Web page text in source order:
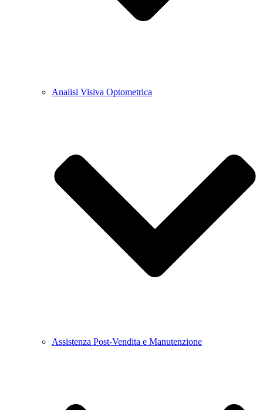
Analisi Visiva Optometrica
Assistenza Post-Vendita e Manutenzione